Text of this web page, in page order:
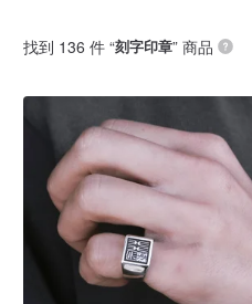
找到 136 件 “刻字印章” 商品